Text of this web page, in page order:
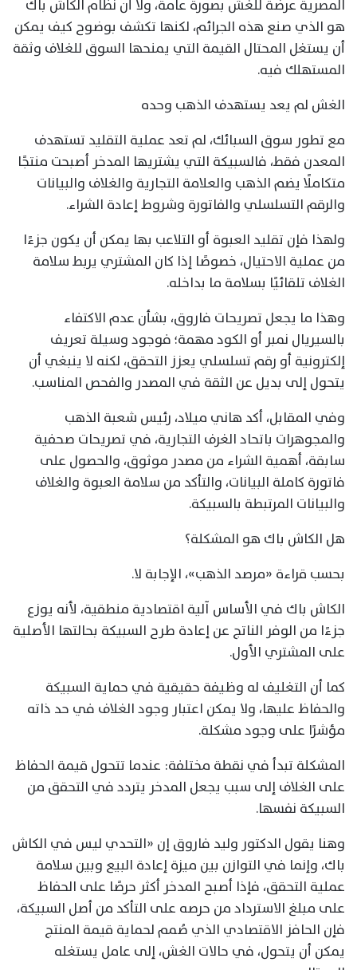
المصرية عرضة للغش بصورة عامة، ولا أن نظام الكاش باك
هو الذي صنع هذه الجرائم، لكنها تكشف بوضوح كيف يمكن
أن يستغل المحتال القيمة التي يمنحها السوق للغلاف وثقة
المستهلك فيه.
الغش لم يعد يستهدف الذهب وحده
مع تطور سوق السبائك، لم تعد عملية التقليد تستهدف
المعدن فقط، فالسبيكة التي يشتريها المدخر أصبحت منتجًا
متكاملًا يضم الذهب والعلامة التجارية والغلاف والبيانات
والرقم التسلسلي والفاتورة وشروط إعادة الشراء.
ولهذا فإن تقليد العبوة أو التلاعب بها يمكن أن يكون جزءًا
من عملية الاحتيال، خصوصًا إذا كان المشتري يربط سلامة
الغلاف تلقائيًا بسلامة ما بداخله.
وهذا ما يجعل تصريحات فاروق، بشأن عدم الاكتفاء
بالسيريال نمبر أو الكود مهمة؛ فوجود وسيلة تعريف
إلكترونية أو رقم تسلسلي يعزز التحقق، لكنه لا ينبغي أن
يتحول إلى بديل عن الثقة في المصدر والفحص المناسب.
وفي المقابل، أكد هاني ميلاد، رئيس شعبة الذهب
والمجوهرات باتحاد الغرف التجارية، في تصريحات صحفية
سابقة، أهمية الشراء من مصدر موثوق، والحصول على
فاتورة كاملة البيانات، والتأكد من سلامة العبوة والغلاف
والبيانات المرتبطة بالسبيكة.
هل الكاش باك هو المشكلة؟
بحسب قراءة «مرصد الذهب»، الإجابة لا.
الكاش باك في الأساس آلية اقتصادية منطقية، لأنه يوزع
جزءًا من الوفر الناتج عن إعادة طرح السبيكة بحالتها الأصلية
على المشتري الأول.
كما أن التغليف له وظيفة حقيقية في حماية السبيكة
والحفاظ عليها، ولا يمكن اعتبار وجود الغلاف في حد ذاته
مؤشرًا على وجود مشكلة.
المشكلة تبدأ في نقطة مختلفة: عندما تتحول قيمة الحفاظ
على الغلاف إلى سبب يجعل المدخر يتردد في التحقق من
السبيكة نفسها.
وهنا يقول الدكتور وليد فاروق إن «التحدي ليس في الكاش
باك، وإنما في التوازن بين ميزة إعادة البيع وبين سلامة
عملية التحقق، فإذا أصبح المدخر أكثر حرصًا على الحفاظ
على مبلغ الاسترداد من حرصه على التأكد من أصل السبيكة،
فإن الحافز الاقتصادي الذي صُمم لحماية قيمة المنتج
يمكن أن يتحول، في حالات الغش، إلى عامل يستغله